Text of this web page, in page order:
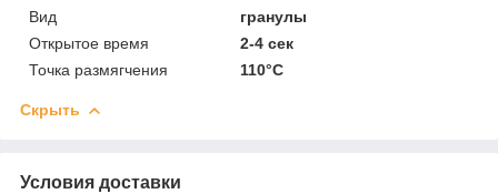
Вид
гранулы
Открытое время
2-4 сек
Точка размягчения
110°С
Скрыть
Условия доставки